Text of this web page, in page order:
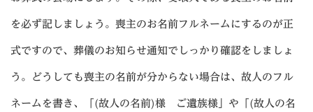
を必ず記しましょう。喪主のお名前フルネームにするのが正
式ですので、葬儀のお知らせ通知でしっかり確認をしましょ
う。どうしても喪主の名前が分からない場合は、故人のフル
ネームを書き、「(故人の名前)様 ご遺族様」や「(故人の名